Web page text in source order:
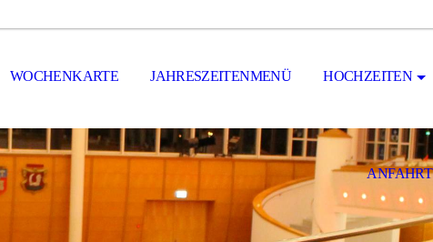
WOCHENKARTE JAHRESZEITENMENÜ HOCHZEITEN
ANFAHRT